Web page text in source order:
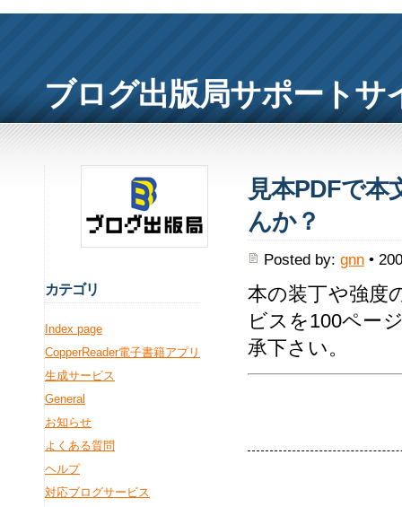
ブログ出版局サポートサ
見本PDFで本
んか？
Posted by: gnn•
本の装丁や強度
ビスを100ペー
承下さい。
カテゴリ
Index page
CopperReader電子書籍アプリ
生成サービス
General
お知らせ
よくある質問
ヘルプ
対応ブログサービス